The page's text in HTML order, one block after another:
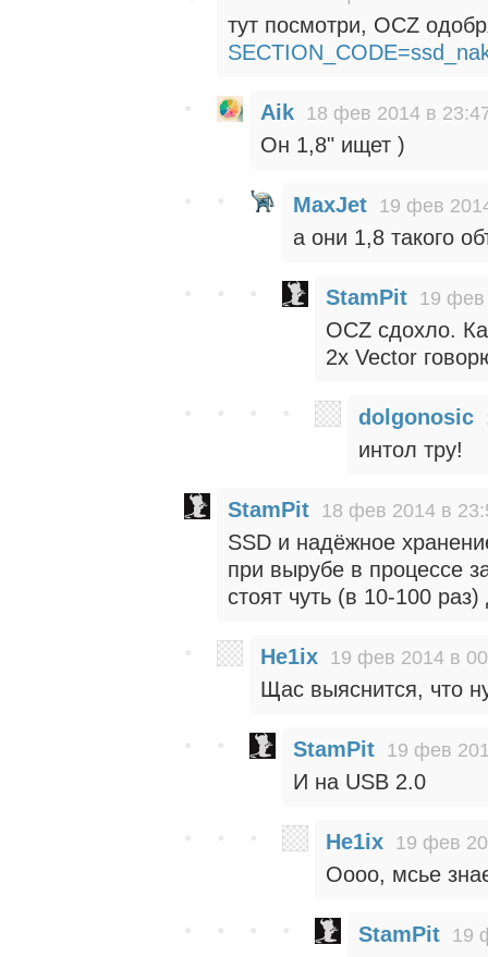
тут посмотри, OCZ
Aik 18 фев 2014 в
Он 1,8" ищет )
MaxJet 19 фев
а они 1,8 такого
StamPit 19 фев
OCZ сдохло.
2x Vector
dolgonosic
интол тру!
StamPit 18 фев 2014 в
SSD и надёжное
при вырубе в процессе
стоят чуть (в 10-100
He1ix 19 фев 2014 в
Щас выяснится, что
StamPit 19 фев
И на USB 2.0
He1ix 19 фев
Оооо, мсье
StamPit 19